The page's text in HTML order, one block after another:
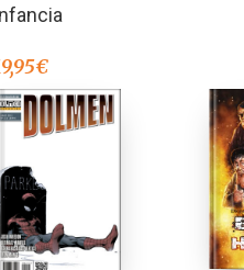
€